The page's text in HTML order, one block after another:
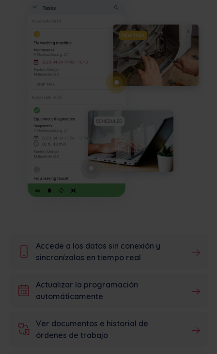
Accede a los datos sin conexión y
sincronízalos en tiempo real
Actualizar la programación
automáticamente
Ver documentos e historial de
órdenes de trabajo